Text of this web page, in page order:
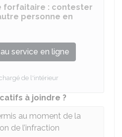
forfaitaire : contester
personne en
service en ligne
de l'intérieur
à joindre ?
au moment de la
de l’infraction